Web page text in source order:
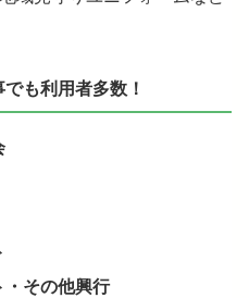
も利用者多数！
その他興行